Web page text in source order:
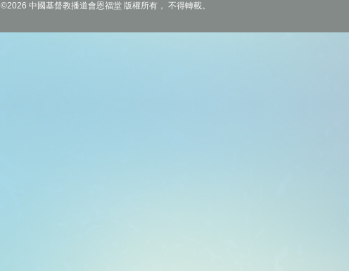
©2026 中國基督教播道會恩福堂 版權所有， 不得轉載。